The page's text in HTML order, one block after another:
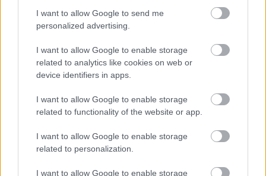
I want to allow Google to send me
personalized advertising.
I want to allow Google to enable storage
related to analytics like cookies on web or
device identifiers in apps.
I want to allow Google to enable storage
related to functionality of the website or app.
I want to allow Google to enable storage
related to personalization.
I want to allow Google to enable storage
arc között.
Trendek és statisztikák Magyarországon
Magyarország az esztétikai turizmus és a hazai
igények tekintetében is az élvonalba tartozik. A
40 év feletti korosztályban, de egyre több fiatalabb
páciens is kéri a megelőző jellegű kezeléseket. Ez a
példáula mellnagyobbítás trendjeit
Magyarországon, azt látjuk, hogy a hangsúly itt is a